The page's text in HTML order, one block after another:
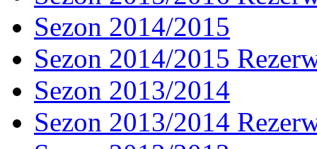
Sezon 2014/2015
Sezon 2014/2015
Sezon 2013/2014
Sezon 2013/2014